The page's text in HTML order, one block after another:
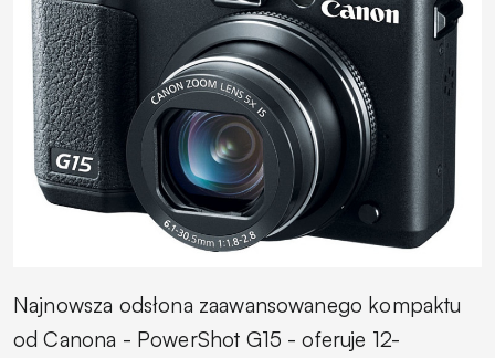
Najnowsza odsłona zaawansowanego kompaktu
od Canona - PowerShot G15 - oferuje 12-